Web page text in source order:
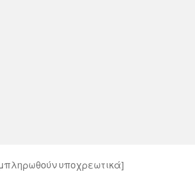
υποχρεωτικά]